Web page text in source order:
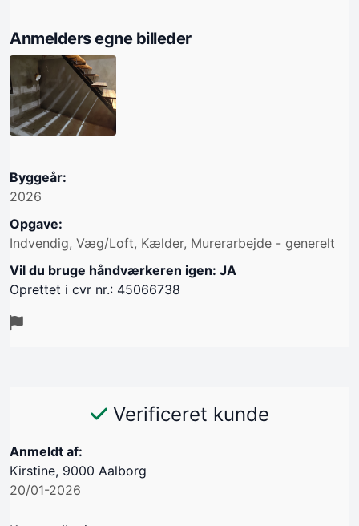
Anmelders egne billeder
Byggeår:
2026
Opgave:
Indvendig, Væg/Loft, Kælder, Murerarbejde - generelt
Vil du bruge håndværkeren igen: JA
Oprettet i cvr nr.: 45066738
Verificeret kunde
Anmeldt af:
Kirstine, 9000 Aalborg
20/01-2026